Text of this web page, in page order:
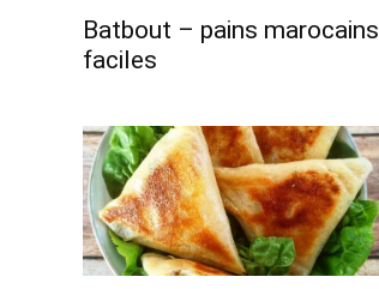
Batbout – pains marocains
faciles